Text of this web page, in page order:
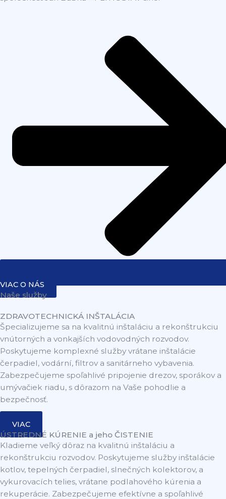
VIAC O NÁS
Naše služby
ZDRAVOTECHNICKÁ INŠTALÁCIA
Špecializujeme sa na kvalitnú inštaláciu a rekonštrukciu
vnútorných a vonkajších vodovodných rozvodov.
Poskytujeme komplexné služby vrátane inštalácie
čerpadiel, vodární, filtrov a sanitárneho vybavenia.
Zabezpečujeme spoľahlivé pripojenie drezov, sporákov a
umývačiek riadu, s dôrazom na Vaše pohodlie a
bezpečnosť.
VIAC
ÚSTREDNÉ KÚRENIE a jeho ČISTENIE
Kladieme veľký dôraz na kvalitnú inštaláciu a
rekonštrukciu rozvodov. Poskytujeme služby inštalácie
kotlov, tepelných čerpadiel, slnečných kolektorov, a
vykurovacích telies, vrátane podlahového kúrenia a
rekuperácie. Zabezpečujeme efektívne a spoľahlivé